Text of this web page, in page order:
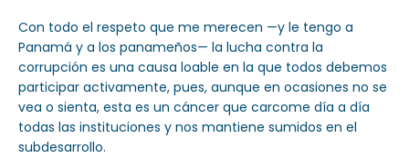
Con todo el respeto que me merecen —y le tengo a
Panamá y a los panameños— la lucha contra la
corrupción es una causa loable en la que todos debemos
participar activamente, pues, aunque en ocasiones no se
vea o sienta, esta es un cáncer que carcome día a día
todas las instituciones y nos mantiene sumidos en el
subdesarrollo.